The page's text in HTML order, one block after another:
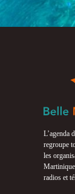
L’agenda
regroupe
les
Martinique
radios et